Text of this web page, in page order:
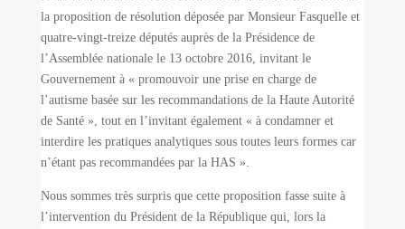
la proposition de résolution déposée par Monsieur Fasquelle et
quatre-vingt-treize députés auprès de la Présidence de
l’Assemblée nationale le 13 octobre 2016, invitant le
Gouvernement à « promouvoir une prise en charge de
l’autisme basée sur les recommandations de la Haute Autorité
de Santé », tout en l’invitant également « à condamner et
interdire les pratiques analytiques sous toutes leurs formes car
n’étant pas recommandées par la HAS ».
Nous sommes très surpris que cette proposition fasse suite à
l’intervention du Président de la République qui, lors la